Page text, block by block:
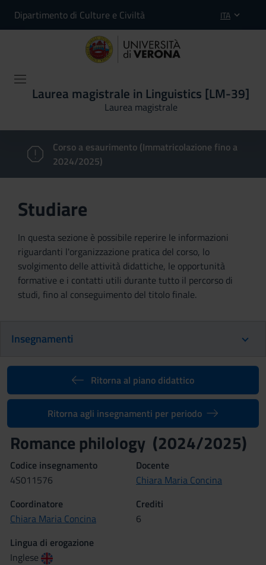
Dipartimento di Culture e Civiltà ITA
Laurea magistrale in Linguistics [LM-39]
Laurea magistrale
Corso a esaurimento (Immatricolazione fino a
2024/2025)
Studiare
In questa sezione è possibile reperire le informazioni
riguardanti l'organizzazione pratica del corso, lo
svolgimento delle attività didattiche, le opportunità
formative e i contatti utili durante tutto il percorso di
studi, fino al conseguimento del titolo finale.
Insegnamenti
Ritorna al piano didattico
Ritorna agli insegnamenti per periodo
Romance philology (2024/2025)
Codice insegnamento
4S011576
Docente
Chiara Maria Concina
Coordinatore
Chiara Maria Concina
Crediti
6
Lingua di erogazione
Inglese